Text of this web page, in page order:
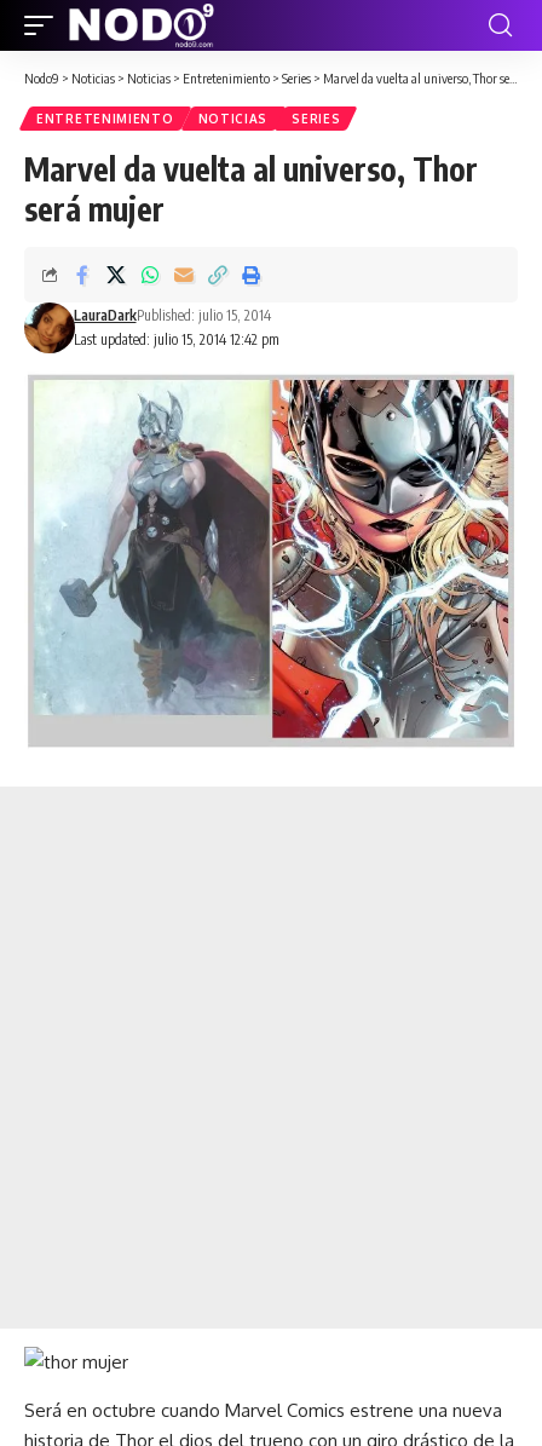
Nodo9 > Noticias > Noticias > Entretenimiento > Series > Marvel da vuelta al universo, Thor será mujer
ENTRETENIMIENTO NOTICIAS SERIES
Marvel da vuelta al universo, Thor
será mujer
Last updated: julio 15, 2014 12:42 pm
LauraDarkPublished: julio 15, 2014
Será en octubre cuando Marvel Comics estrene una nueva
historia de Thor el dios del trueno con un giro drástico de la